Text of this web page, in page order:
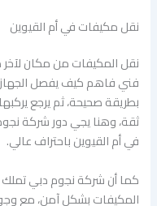
نقل مكيفات في أم القيوين
نقل المكيفات من مكان
فني فاهم كيف يفصل الجهاز،
بطريقة صحيحة، ثم يرجع
ثقة، وهنا يجي دور شركة
في أم القيوين باحتراف عالي.
كما أن شركة نجوم دبي
المكيفات بشكل آمن، مع